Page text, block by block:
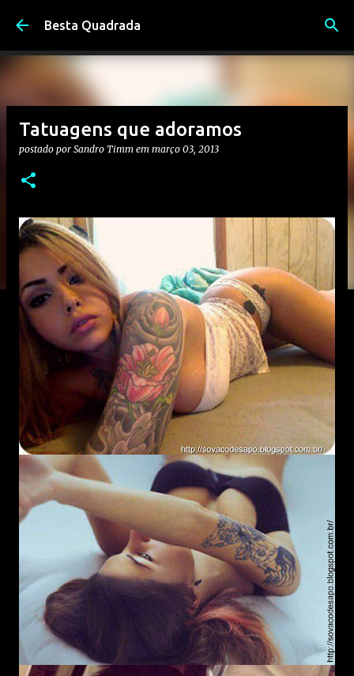
Pular para o conteúdo principal
Besta Quadrada
Tatuagens que adoramos
postado por Sandro Timm em março 03, 2013